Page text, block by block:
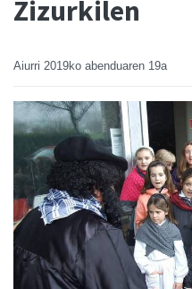
Zizurkilen
Aiurri 2019ko abenduaren 19a